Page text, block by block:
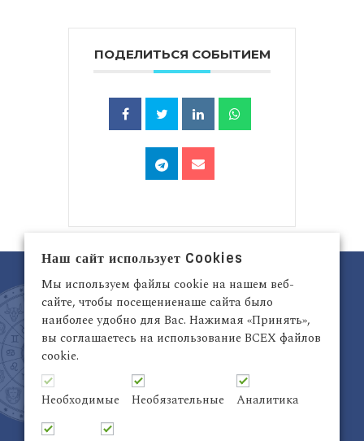
ПОДЕЛИТЬСЯ СОБЫТИЕМ
Латвия, Рига,
Электронный адрес:
info@astrodata.lv
ASTRODATA Copyrite © 2021 | Designed by
Inter@ktiv
Наш сайт использует Cookies
Мы используем файлы cookie на нашем веб-
сайте, чтобы посещениенаше сайта было
наиболее удобно для Вас. Нажимая «Принять»,
вы соглашаетесь на использование ВСЕХ файлов
cookie.
Необходимые Необязательные Аналитика